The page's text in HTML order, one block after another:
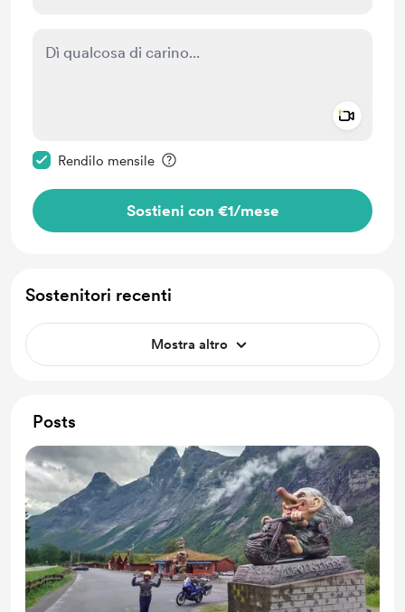
Rendilo mensile
Sostieni con €1/mese
Sostenitori recenti
Mostra altro
Posts